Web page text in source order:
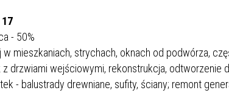
- 50%
w mieszkaniach, strychach, oknach od podwórza,
z drzwiami wejściowymi, rekonstrukcja,
- balustrady drewniane, sufity, ściany; remont